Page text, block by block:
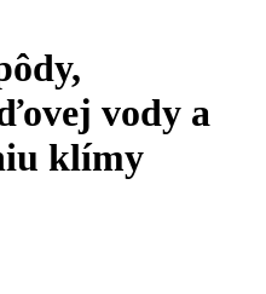
vody a
klímy